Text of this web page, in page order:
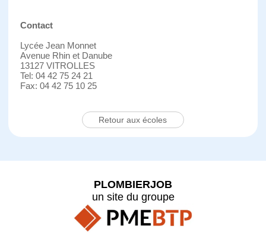
Contact
Lycée Jean Monnet
Avenue Rhin et Danube
13127 VITROLLES
Tel: 04 42 75 24 21
Fax: 04 42 75 10 25
Retour aux écoles
PLOMBIERJOB
un site du groupe